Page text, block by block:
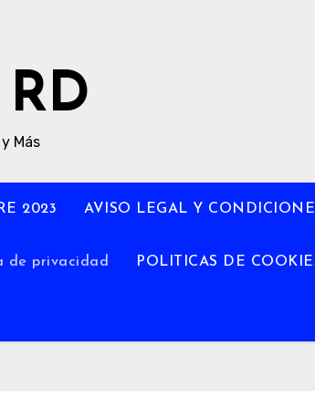
Más
2023 AVISO LEGAL Y
de privacidad POLITICAS DE